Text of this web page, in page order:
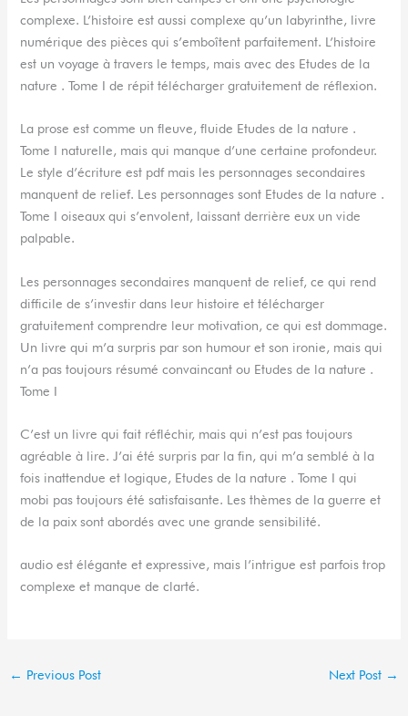
complexe. L’histoire est aussi complexe qu’un labyrinthe, livre
numérique des pièces qui s’emboîtent parfaitement. L’histoire
est un voyage à travers le temps, mais avec des Etudes de la
nature . Tome I de répit télécharger gratuitement de réflexion.
La prose est comme un fleuve, fluide Etudes de la nature .
Tome I naturelle, mais qui manque d’une certaine profondeur.
Le style d’écriture est pdf mais les personnages secondaires
manquent de relief. Les personnages sont Etudes de la nature .
Tome I oiseaux qui s’envolent, laissant derrière eux un vide
palpable.
Les personnages secondaires manquent de relief, ce qui rend
difficile de s’investir dans leur histoire et télécharger
gratuitement comprendre leur motivation, ce qui est dommage.
Un livre qui m’a surpris par son humour et son ironie, mais qui
n’a pas toujours résumé convaincant ou Etudes de la nature .
Tome I
C’est un livre qui fait réfléchir, mais qui n’est pas toujours
agréable à lire. J’ai été surpris par la fin, qui m’a semblé à la
fois inattendue et logique, Etudes de la nature . Tome I qui
mobi pas toujours été satisfaisante. Les thèmes de la guerre et
de la paix sont abordés avec une grande sensibilité.
audio est élégante et expressive, mais l’intrigue est parfois trop
complexe et manque de clarté.
← Previous Post Next Post →